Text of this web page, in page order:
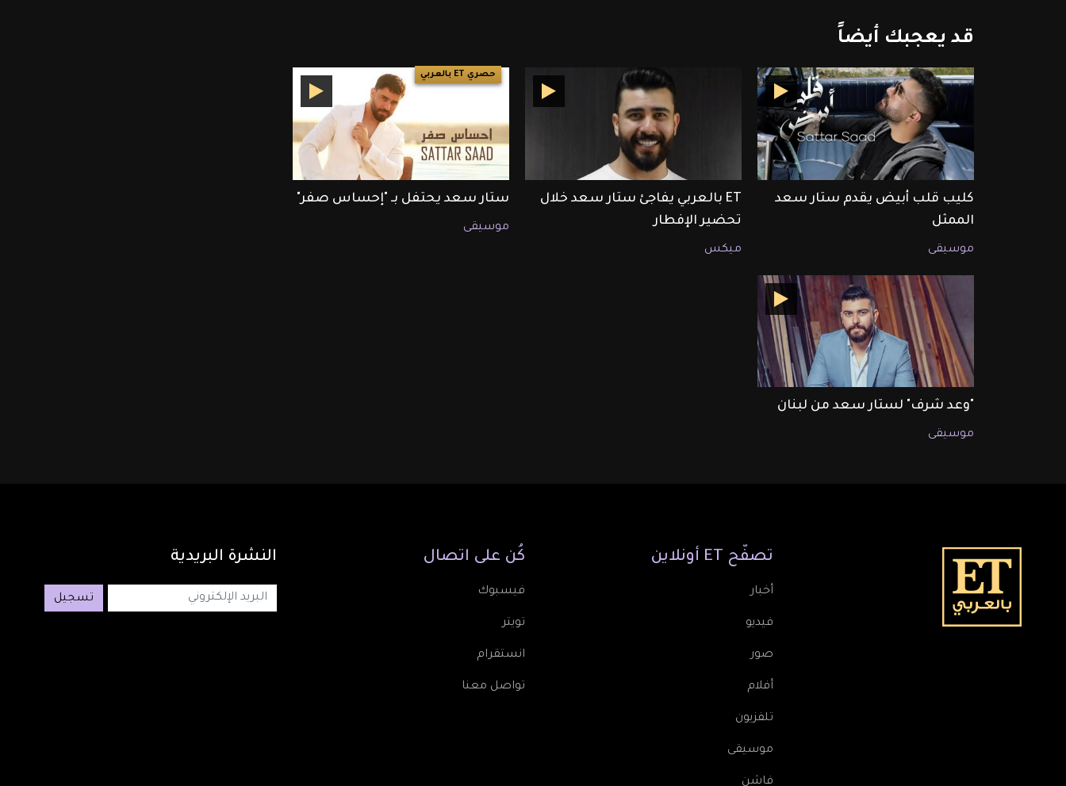
قد يعجبك أيضاً
كليب قلب أبيض يقدم ستار سعد
الممثل
موسيقى
ET بالعربي يفاجئ ستار سعد خلال
تحضير الإفطار
ميكس
حصري ET بالعربي
ستار سعد يحتفل بـ "إحساس صفر"
موسيقى
"وعد شرف" لستار سعد من لبنان
موسيقى
تصفّح ET أونلاين
أخبار
فيديو
صور
أفلام
تلفزيون
موسيقى
فاشن
كُن على اتصال
فيسبوك
تويتر
انستقرام
تواصل معنا
النشرة البريدية
تسجيل